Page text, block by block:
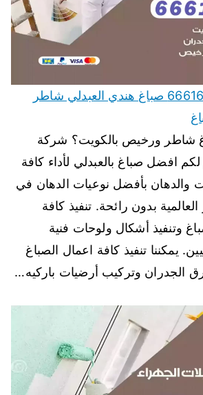
صباغ العبدلي 66616884 صباغ هندي العبدلي شاطر
شاطر ورخيص بالكويت؟ شركة
افضل صباغ بالعبدلي لأداء كافة
والدهان بأفضل نوعيات الدهان في
العالمية بدون رائحة. تنفيذ كافة
وتنفيذ أشكال ولوحات فنية
يمكننا تنفيذ كافة اعمال الصباغ
الجدران وتركيب أرضيات باركيه…